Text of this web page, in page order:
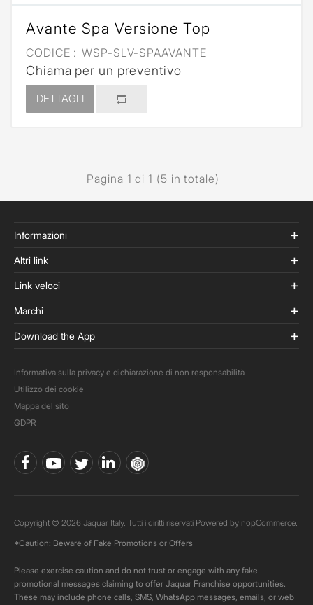
Avante Spa Versione Top
CODICE : WSP-SLV-SPAAVANTE
Chiama per un preventivo
DETTAGLI
Pagina 1 di 1 (5 in totale)
Informazioni
Altri link
Link veloci
Marchi
Download the App
Informativa sulla privacy e dichiarazione di non responsabilità
Utilizzo dei cookie
Mappa del sito
GDPR
Copyright © 2026 Jaquar Italy. Tutti i diritti riservati Powered by nopCommerce.
*Caution: Beware of Fake Promotions or Offers
Please exercise caution and do not trust or engage with any fake
promotional messages claiming to offer Jaquar Franchise opportunities.
These may include phone calls, SMS, WhatsApp messages, emails, or web